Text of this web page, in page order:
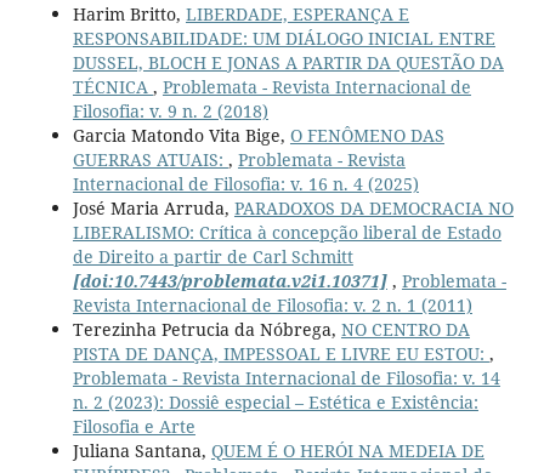
Harim Britto, LIBERDADE, ESPERANÇA E
RESPONSABILIDADE: UM DIÁLOGO INICIAL ENTRE
DUSSEL, BLOCH E JONAS A PARTIR DA QUESTÃO DA
TÉCNICA , Problemata - Revista Internacional de
Filosofia: v. 9 n. 2 (2018)
Garcia Matondo Vita Bige, O FENÔMENO DAS
GUERRAS ATUAIS: , Problemata - Revista
Internacional de Filosofia: v. 16 n. 4 (2025)
José Maria Arruda, PARADOXOS DA DEMOCRACIA NO
LIBERALISMO: Crítica à concepção liberal de Estado
de Direito a partir de Carl Schmitt
[doi:10.7443/problemata.v2i1.10371], Problemata -
Revista Internacional de Filosofia: v. 2 n. 1 (2011)
Terezinha Petrucia da Nóbrega, NO CENTRO DA
PISTA DE DANÇA, IMPESSOAL E LIVRE EU ESTOU: ,
Problemata - Revista Internacional de Filosofia: v. 14
n. 2 (2023): Dossiê especial – Estética e Existência:
Filosofia e Arte
Juliana Santana, QUEM É O HERÓI NA MEDEIA DE